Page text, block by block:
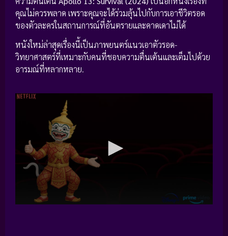
คุณไม่ควรพลาด เพราะคุณจะได้ร่วมลุ้นไปกับการเอาชีวิตรอด
ของตัวละครในสถานการณ์ที่อันตรายและคาดเดาไม่ได้
หนังใหม่ล่าสุดเรื่องนี้เป็นภาพยนตร์แนวเอาตัวรอด-
วิทยาศาสตร์ที่เหมาะกับคนที่ชอบความตื่นเต้นและเต็มไปด้วย
อารมณ์ที่หลากหลาย.